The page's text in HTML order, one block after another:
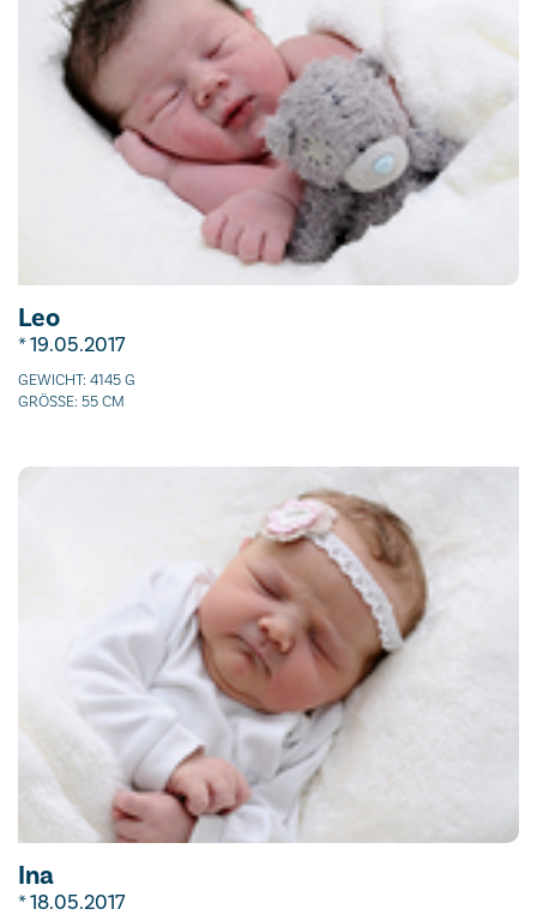
Leo
* 19.05.2017
GEWICHT: 4145 G
GRÖSSE: 55 CM
Ina
* 18.05.2017